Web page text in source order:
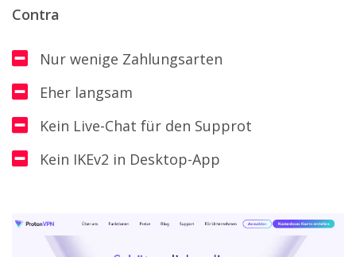
Contra
Nur wenige Zahlungsarten
Eher langsam
Kein Live-Chat für den Supprot
Kein IKEv2 in Desktop-App